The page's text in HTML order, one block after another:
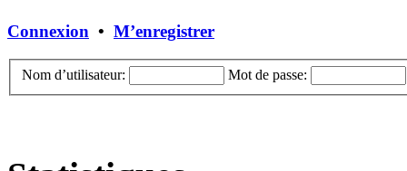
Connexion • M’enregistrer
Nom d’utilisateur: Mot de passe: